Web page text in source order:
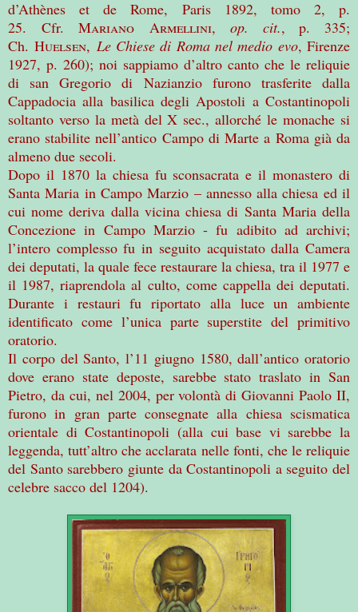
d’Athènes et de Rome, Paris 1892, tomo 2, p.
25. Cfr.Mariano Armellini,op. cit., p. 335;
Ch.Huelsen, Le Chiese di Roma nel medio evo, Firenze
1927, p. 260); noi sappiamo d’altro canto che le reliquie
di san Gregorio di Nazianzio furono trasferite dalla
Cappadocia alla basilica degli Apostoli a Costantinopoli
soltanto verso la metà del X sec., allorché le monache si
erano stabilite nell’antico Campo di Marte a Roma già da
almeno due secoli.
Dopo il 1870 la chiesa fu sconsacrata e il monastero di
Santa Maria in Campo Marzio – annesso alla chiesa ed il
cui nome deriva dalla vicina chiesa di Santa Maria della
Concezione in Campo Marzio - fu adibito ad archivi;
l’intero complesso fu in seguito acquistato dalla Camera
dei deputati, la quale fece restaurare la chiesa, tra il 1977 e
il 1987, riaprendola al culto, come cappella dei deputati.
Durante i restauri fu riportato alla luce un ambiente
identificato come l’unica parte superstite del primitivo
oratorio.
Il corpo del Santo, l’11 giugno 1580, dall’antico oratorio
dove erano state deposte, sarebbe stato traslato in San
Pietro, da cui, nel 2004, per volontà di Giovanni Paolo II,
furono in gran parte consegnate alla chiesa scismatica
orientale di Costantinopoli (alla cui base vi sarebbe la
leggenda, tutt’altro che acclarata nelle fonti, che le reliquie
del Santo sarebbero giunte da Costantinopoli a seguito del
celebre sacco del 1204).